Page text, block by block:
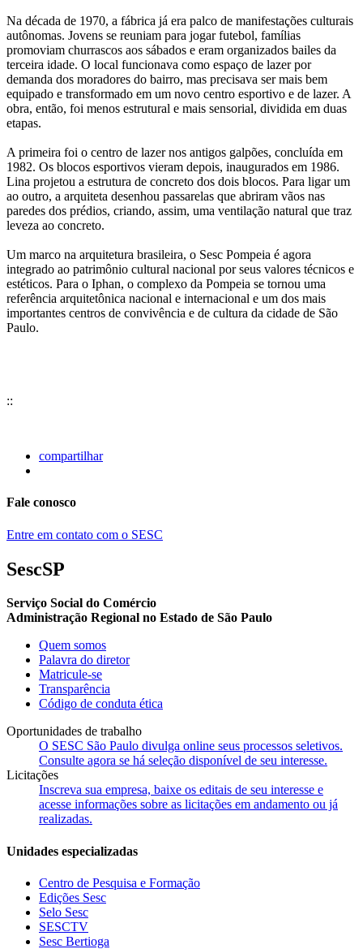
Na década de 1970, a fábrica já era palco de manifestações culturais
autônomas. Jovens se reuniam para jogar futebol, famílias
promoviam churrascos aos sábados e eram organizados bailes da
terceira idade. O local funcionava como espaço de lazer por
demanda dos moradores do bairro, mas precisava ser mais bem
equipado e transformado em um novo centro esportivo e de lazer. A
obra, então, foi menos estrutural e mais sensorial, dividida em duas
etapas.
A primeira foi o centro de lazer nos antigos galpões, concluída em
1982. Os blocos esportivos vieram depois, inaugurados em 1986.
Lina projetou a estrutura de concreto dos dois blocos. Para ligar um
ao outro, a arquiteta desenhou passarelas que abriram vãos nas
paredes dos prédios, criando, assim, uma ventilação natural que traz
leveza ao concreto.
Um marco na arquitetura brasileira, o Sesc Pompeia é agora
integrado ao patrimônio cultural nacional por seus valores técnicos e
estéticos. Para o Iphan, o complexo da Pompeia se tornou uma
referência arquitetônica nacional e internacional e um dos mais
importantes centros de convivência e de cultura da cidade de São
Paulo.
::
compartilhar
Fale conosco
Entre em contato com o SESC
SescSP
Serviço Social do Comércio
Administração Regional no Estado de São Paulo
Quem somos
Palavra do diretor
Matricule-se
Transparência
Código de conduta ética
Oportunidades de trabalho
O SESC São Paulo divulga online seus processos seletivos.
Consulte agora se há seleção disponível de seu interesse.
Licitações
Inscreva sua empresa, baixe os editais de seu interesse e
acesse informações sobre as licitações em andamento ou já
realizadas.
Unidades especializadas
Centro de Pesquisa e Formação
Edições Sesc
Selo Sesc
SESCTV
Sesc Bertioga